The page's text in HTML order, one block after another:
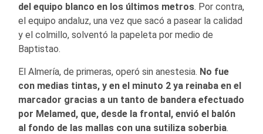
del equipo blanco en los últimos metros. Por contra,
el equipo andaluz, una vez que sacó a pasear la calidad
y el colmillo, solventó la papeleta por medio de
Baptistao.
El Almería, de primeras, operó sin anestesia. No fue
con medias tintas, y en el minuto 2 ya reinaba en el
marcador gracias a un tanto de bandera efectuado
por Melamed, que, desde la frontal, envió el balón
al fondo de las mallas con una sutiliza soberbia.